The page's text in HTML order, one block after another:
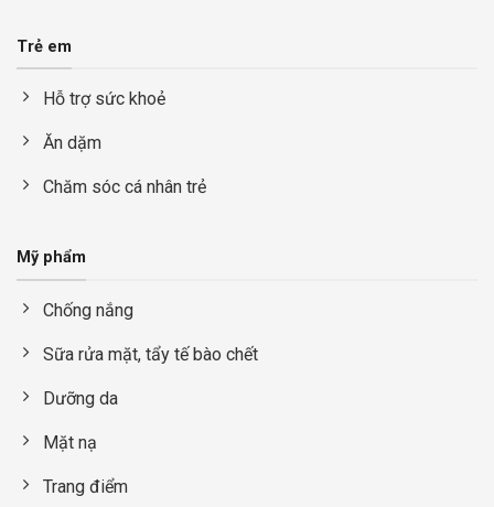
Trẻ em
Hỗ trợ sức khoẻ
Ăn dặm
Chăm sóc cá nhân trẻ
Mỹ phẩm
Chống nắng
Sữa rửa mặt, tẩy tế bào chết
Dưỡng da
Mặt nạ
Trang điểm